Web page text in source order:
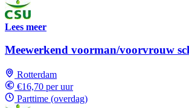
Lees meer
Meewerkend voorman/voorvrouw
Rotterdam
€16,70 per uur
Parttime (overdag)